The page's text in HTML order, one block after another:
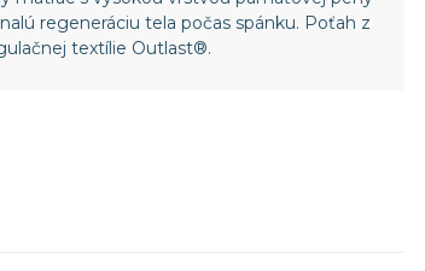
regeneráciu tela počas spánku. Poťah z
textílie Outlast®.